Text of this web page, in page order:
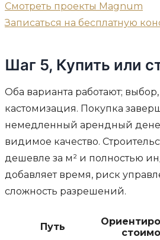
Смотреть проекты Magnum
Записаться на бесплатную
Шаг 5, Купить или
Оба варианта работают; выбор,
кастомизация. Покупка
немедленный арендный
видимое качество.
дешевле за м² и полностью
добавляет время, риск
сложность разрешений.
Путь